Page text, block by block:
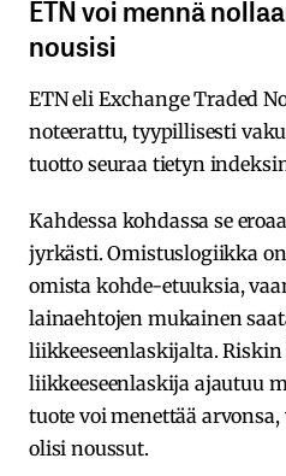
ETN voi mennä
nousisi
ETN eli Exchange Traded
noteerattu, tyypillisesti
tuotto seuraa tietyn
Kahdessa kohdassa se
jyrkästi. Omistuslogiikka
omista kohde-etuuksia,
lainaehtojen mukainen
liikkeeseenlaskijalta.
liikkeeseenlaskija ajautuu
tuote voi menettää
olisi noussut.